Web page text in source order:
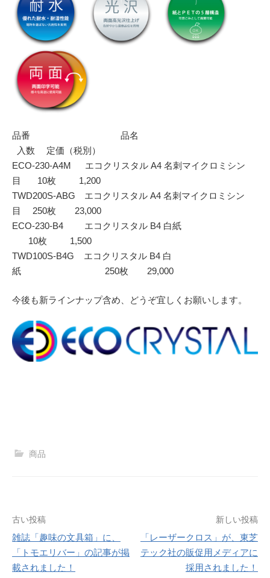
品番 品名
入数 定価（税別）
ECO-230-A4M エコクリスタル A4 名刺マイクロミシン
目 10枚 1,200
TWD200S-ABG エコクリスタル A4 名刺マイクロミシン
目 250枚 23,000
ECO-230-B4 エコクリスタル B4 白紙
10枚 1,500
TWD100S-B4G エコクリスタル B4 白
紙 250枚 29,000
今後も新ラインナップ含め、どうぞ宜しくお願いします。
商品
投
稿
古い投稿
雑誌「趣味の文具箱」に、
「トモエリバー」の記事が掲
載されました！
新しい投稿
「レーザークロス」が、東芝
テック社の販促用メディアに
採用されました！